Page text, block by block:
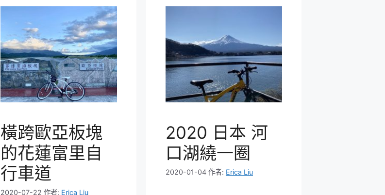
橫跨歐亞板塊
的花蓮富里自
行車道
2020-07-22 作者: Erica Liu
2020 日本 河
口湖繞一圈
2020-01-04 作者: Erica Liu